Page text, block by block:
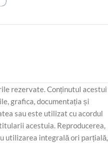
rezervate. Conținutul acestui
grafica, documentația și
sau este utilizat cu acordul
acestuia. Reproducerea,
utilizarea integrală ori parțială,